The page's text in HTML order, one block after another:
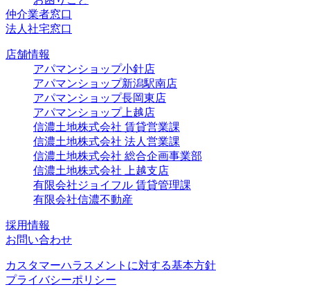
仲介業者窓口
法人社宅窓口
店舗情報
アパマンショップ小針店
アパマンショップ新潟駅南店
アパマンショップ長岡東店
アパマンショップ上越店
信濃土地株式会社 賃貸営業課
信濃土地株式会社 法人営業課
信濃土地株式会社 総合企画事業部
信濃土地株式会社 上越支店
有限会社ジョイフル 賃貸管理課
有限会社信濃不動産
採用情報
お問い合わせ
カスタマーハラスメントに対する基本方針
プライバシーポリシー